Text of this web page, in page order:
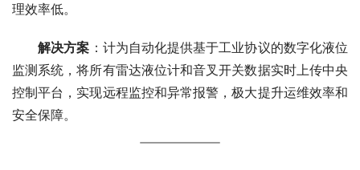
理效率低。
解决方案 ：计为自动化提供基于工业协议的数字化液位
监测系统，将所有雷达液位计和音叉开关数据实时上传中央
控制平台，实现远程监控和异常报警，极大提升运维效率和
安全保障。